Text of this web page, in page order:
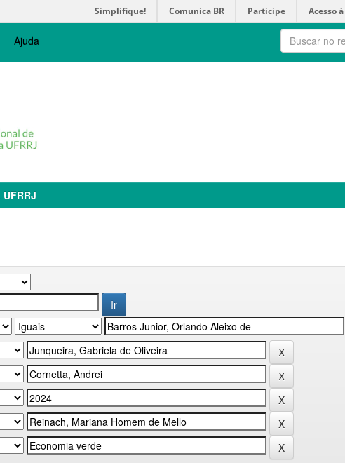
Simplifique! Comunica BR Participe Acesso
Ajuda